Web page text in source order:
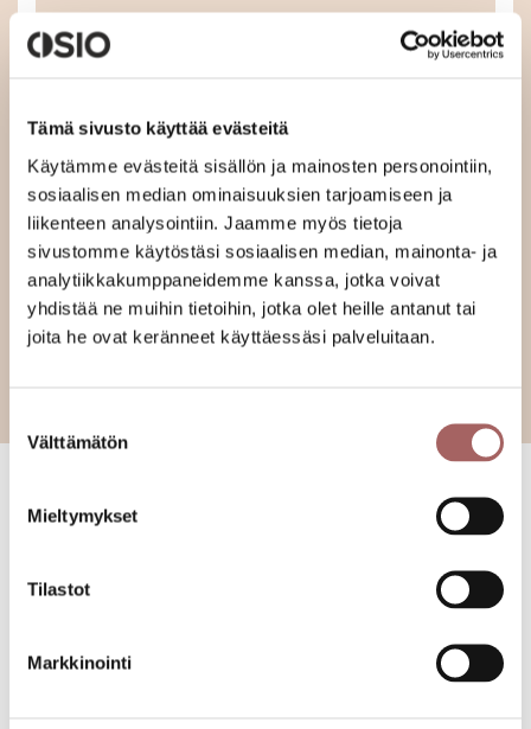
Tämä sivusto käyttää evästeitä
Käytämme evästeitä sisällön ja mainosten personointiin,
sosiaalisen median ominaisuuksien tarjoamiseen ja
liikenteen analysointiin. Jaamme myös tietoja
sivustomme käytöstäsi sosiaalisen median, mainonta- ja
analytiikkakumppaneidemme kanssa, jotka voivat
yhdistää ne muihin tietoihin, jotka olet heille antanut tai
joita he ovat keränneet käyttäessäsi palveluitaan.
valinta
Välttämätön
Mieltymykset
Tilastot
Markkinointi
Lisätietoa tuoteryhmän
Asiaa liukuovista
Liukuovien mittaaminen – Näin onnistut
Liukuovien suunnittelu – Tyylikkyyttä ja
toimivuutta kotiin
liukuovet
Alk.287 €